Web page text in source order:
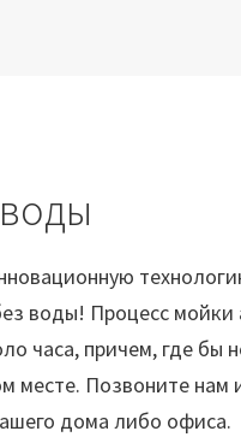
воды! Процесс мойки
часа, причем, где бы
месте. Позвоните нам
дома либо офиса.